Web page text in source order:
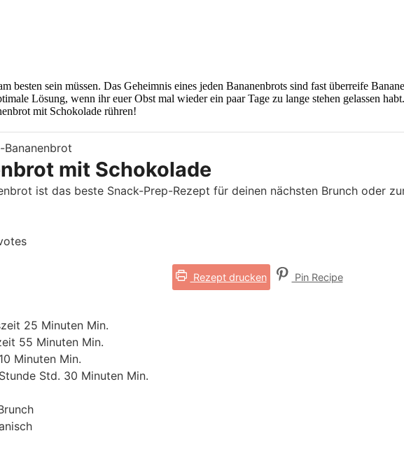
besten sein müssen. Das Geheimnis eines jeden Bananenbrots sind fast überreife
Lösung, wenn ihr euer Obst mal wieder ein paar Tage zu lange stehen gelassen
mit Schokolade rühren!
mit Schokolade
ist das beste Snack-Prep-Rezept für deinen nächsten Brunch oder
Rezept drucken Pin Recipe
25 Minuten Min.
55 Minuten Min.
10 Minuten Min.
Stunde Std. 30 Minuten Min.